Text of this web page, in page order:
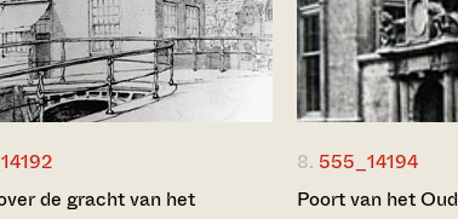
de gracht van het
8. 555_14194
Poort van het